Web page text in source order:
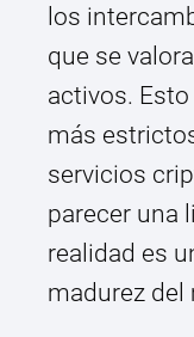
los
que se
activos.
más
servicios
parecer una
realidad es
madurez del